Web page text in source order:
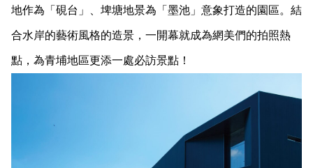
地作為「硯台」、埤塘地景為「墨池」意象打造的園區。結
合水岸的藝術風格的造景，一開幕就成為網美們的拍照熱
點，為青埔地區更添一處必訪景點！